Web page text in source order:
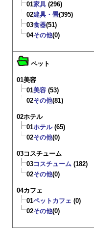
01家具 (296)
02建具・畳(395)
03食器(51)
04その他(0)
ペット
01美容
01美容 (53)
02その他(81)
02ホテル
01ホテル(65)
02その他(0)
03コスチューム
03コスチューム (182)
02その他(0)
04カフェ
01ペットカフェ (0)
02その他(0)